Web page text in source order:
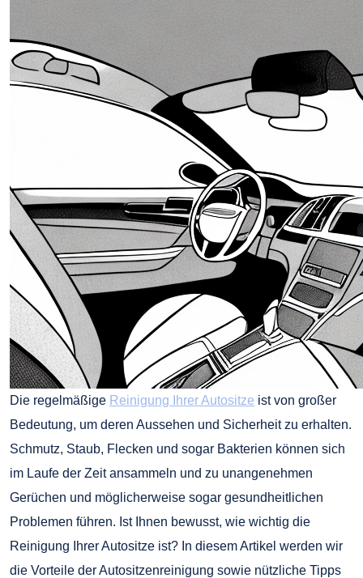
Die regelmäßige Reinigung Ihrer Autositze ist von großer
Bedeutung, um deren Aussehen und Sicherheit zu erhalten.
Schmutz, Staub, Flecken und sogar Bakterien können sich
im Laufe der Zeit ansammeln und zu unangenehmen
Gerüchen und möglicherweise sogar gesundheitlichen
Problemen führen. Ist Ihnen bewusst, wie wichtig die
Reinigung Ihrer Autositze ist? In diesem Artikel werden wir
die Vorteile der Autositzenreinigung sowie nützliche Tipps